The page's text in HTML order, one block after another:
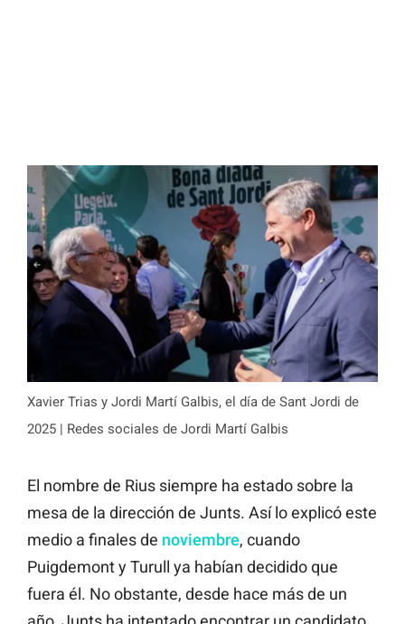
Xavier Trias y Jordi Martí Galbis, el día de Sant Jordi de
2025 | Redes sociales de Jordi Martí Galbis
El nombre de Rius siempre ha estado sobre la
mesa de la dirección de Junts. Así lo explicó este
medio a finales de noviembre, cuando
Puigdemont y Turull ya habían decidido que
fuera él. No obstante, desde hace más de un